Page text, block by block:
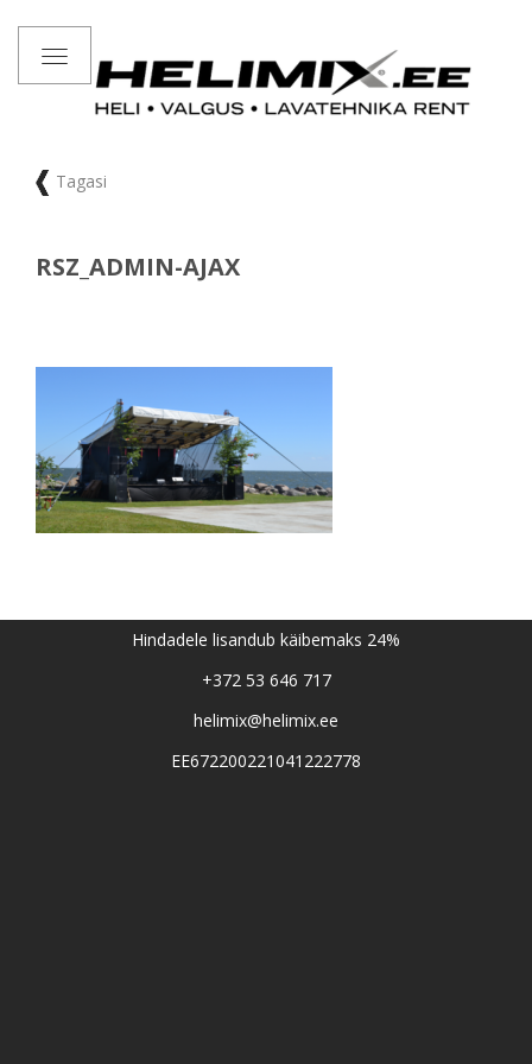
Toggle
navigation
Tagasi
RSZ_ADMIN-AJAX
Hindadele lisandub käibemaks 24%
+372 53 646 717
helimix@helimix.ee
EE672200221041222778